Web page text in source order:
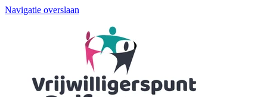
Navigatie overslaan